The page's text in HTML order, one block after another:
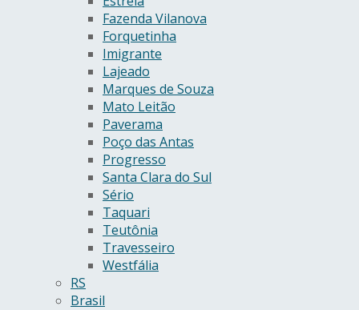
Fazenda Vilanova
Forquetinha
Imigrante
Lajeado
Marques de Souza
Mato Leitão
Paverama
Poço das Antas
Progresso
Santa Clara do Sul
Sério
Taquari
Teutônia
Travesseiro
Westfália
RS
Brasil